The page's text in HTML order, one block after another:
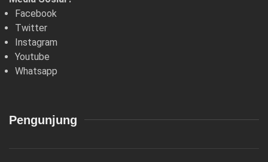
Facebook
Twitter
Instagram
Youtube
Whatsapp
Pengunjung